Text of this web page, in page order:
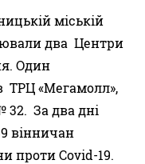
міській
два Центри
Один
ТРЦ «Мегамолл»,
32. За два дні
вінничан
проти Covid-19.